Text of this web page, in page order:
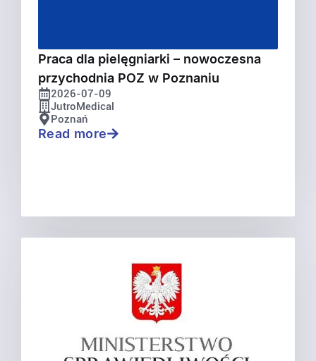
Praca dla pielęgniarki – nowoczesna
przychodnia POZ w Poznaniu
2026-07-09
JutroMedical
Poznań
Read more